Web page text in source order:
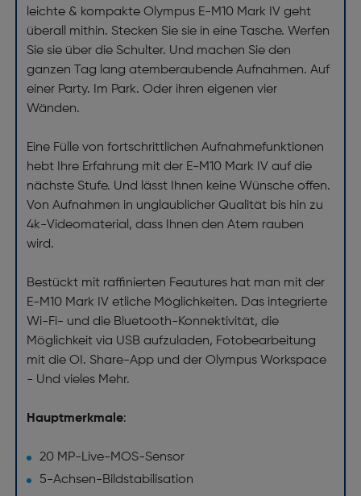
leichte & kompakte Olympus E-M10 Mark IV geht
überall mithin. Stecken Sie sie in eine Tasche. Werfen
Sie sie über die Schulter. Und machen Sie den
ganzen Tag lang atemberaubende Aufnahmen. Auf
einer Party. Im Park. Oder ihren eigenen vier
Wänden.
Eine Fülle von fortschrittlichen Aufnahmefunktionen
hebt Ihre Erfahrung mit der E-M10 Mark IV auf die
nächste Stufe. Und lässt Ihnen keine Wünsche offen.
Von Aufnahmen in unglaublicher Qualität bis hin zu
4k-Videomaterial, dass Ihnen den Atem rauben
wird.
Bestückt mit raffinierten Feautures hat man mit der
E-M10 Mark IV etliche Möglichkeiten. Das integrierte
Wi-Fi- und die Bluetooth-Konnektivität, die
Möglichkeit via USB aufzuladen, Fotobearbeitung
mit die OI. Share-App und der Olympus Workspace
- Und vieles Mehr.
Hauptmerkmale:
20 MP-Live-MOS-Sensor
5-Achsen-Bildstabilisation